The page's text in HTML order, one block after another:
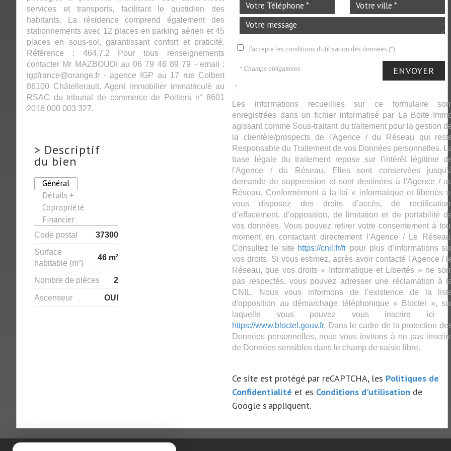
services et transports, facilitant le quotidien des
habitants. La résidence comprend également des
stationnements avec 12 places en parking aérien et 45
places en sous-sol, garantissant confort et praticité.
Référence : 464.7.2 Pour tous renseignements
contacter Mr MAZBOUDI au 06 79 46 89 79 - email :
igpfrance@orange.fr - agence IGP au 17 rue Colbert
86100 Châtellerault. Agent immobilier immatriculé au
RSAC du tribunal de commerce de Poitiers n° 8601
2016 000 003 327.
> Descriptif
du bien
Général
Détails +
Copropriété
Financier
Code postal
37300
Surface
habitable (m²)
46 m²
Nombre de pièces
2
Ascenseur
OUI
J'accepte les conditions d'utilisation des données (*)
* Champs obligatoires ENVOYER
* :
Les informations recueillies sur ce formulaire
enregistrées dans un fichier informatisé par La Boite
agissant comme Sous-traitant du traitement pour la gestion
la clientèle/prospects de l'Agence / du Réseau qui
Responsable du Traitement de vos Données personnelles.
base légale du traitement repose sur l'intérêt légitime
l'Agence / du Réseau. Elles sont conservées
demande de suppression et sont destinées à l'Agence /
Réseau. Conformément à la loi « informatique et libertés
vous disposez des droits d’accès, de
d’effacement, d’opposition, de limitation et de portabilité
vos données. Vous pouvez retirer votre consentement à
moment en contactant directement l’Agence / Le
Consultez le site https://cnil.fr/fr pour plus d’informations
vos droits. Si vous estimez, après avoir contacté l'Agence /
Réseau, que vos droits « Informatique et Libertés » ne
pas respectés, vous pouvez adresser une réclamation à
CNIL. Nous vous informons de l’existence de la
d'opposition au démarchage téléphonique « Bloctel »,
laquelle vous pouvez vous inscrire ici
https://www.bloctel.gouv.fr. Dans le cadre de la protection
Données personnelles, nous vous invitons à ne pas
de Données sensibles dans le champ de saisie libre.
Ce site est protégé par reCAPTCHA, les Politiques de
Confidentialité et es Conditions d'utilisation de
Google s'appliquent.